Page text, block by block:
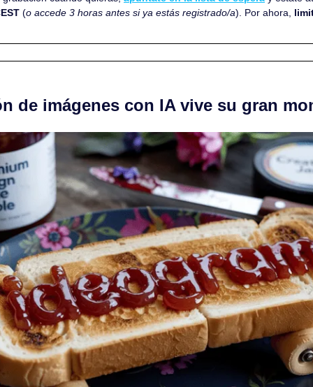
(o accede 3 horas antes si ya estás registrado/a). Por ahora,
de imágenes con IA vive su gran